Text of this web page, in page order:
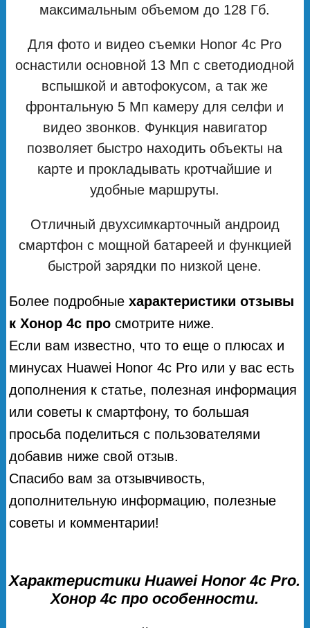
максимальным объемом до 128 Гб.
Для фото и видео съемки Honor 4c Pro
оснастили основной 13 Мп с светодиодной
вспышкой и автофокусом, а так же
фронтальную 5 Мп камеру для селфи и
видео звонков. Функция навигатор
позволяет быстро находить объекты на
карте и прокладывать кротчайшие и
удобные маршруты.
Отличный двухсимкарточный андроид
смартфон с мощной батареей и функцией
быстрой зарядки по низкой цене.
Более подробныехарактеристики отзывы
к Хонор 4с про смотрите ниже.
Если вам известно, что то еще о плюсах и
минусах Huawei Honor 4c Pro или у вас есть
дополнения к статье, полезная информация
или советы к смартфону, то большая
просьба поделиться с пользователями
добавив ниже свой отзыв.
Спасибо вам за отзывчивость,
дополнительную информацию, полезные
советы и комментарии!
Характеристики Huawei Honor 4c Pro.
Хонор 4с про особенности.